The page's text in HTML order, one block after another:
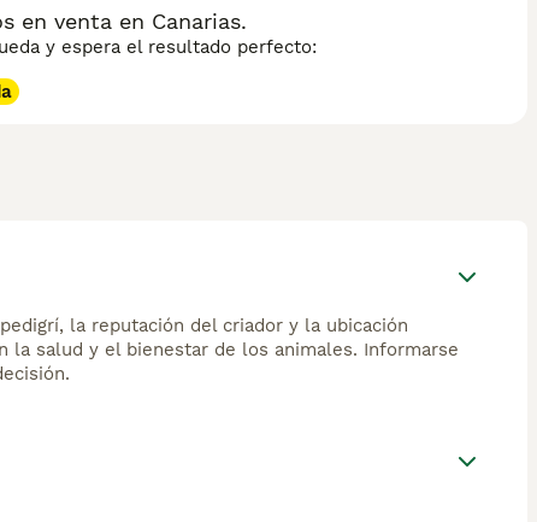
en venta en Canarias.
y espera el resultado perfecto:
la reputación del criador y la ubicación
la salud y el bienestar de los animales. Informarse